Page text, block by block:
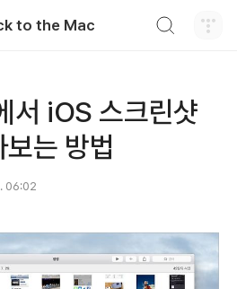
to the Mac
서 iOS 스크린샷
는 방법
06:02